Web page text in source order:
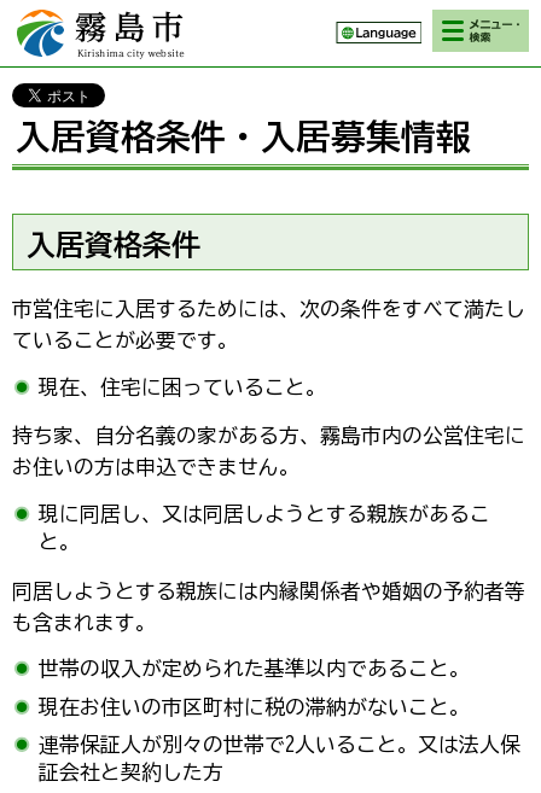
霧島市 Kirishima
city website
検索・メニ
ュー
入居資格条件・入居募集情報
入居資格条件
市営住宅に入居するためには、次の条件をすべて満たし
ていることが必要です。
現在、住宅に困っていること。
持ち家、自分名義の家がある方、霧島市内の公営住宅に
お住いの方は申込できません。
現に同居し、又は同居しようとする親族があるこ
と。
同居しようとする親族には内縁関係者や婚姻の予約者等
も含まれます。
世帯の収入が定められた基準以内であること。
現在お住いの市区町村に税の滞納がないこと。
連帯保証人が別々の世帯で2人いること。又は法人保
証会社と契約した方